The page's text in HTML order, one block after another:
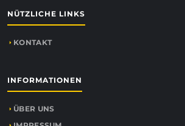
NÜTZLICHE LINKS
KONTAKT
INFORMATIONEN
ÜBER UNS